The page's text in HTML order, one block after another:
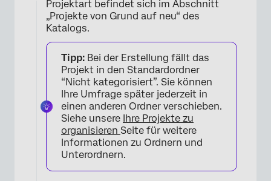
Projektart befindet sich im Abschnitt
„Projekte von Grund auf neu“ des
Katalogs.
Tipp: Bei der Erstellung fällt das
Projekt in den Standardordner
“Nicht kategorisiert”. Sie können
Ihre Umfrage später jederzeit in
einen anderen Ordner verschieben.
Siehe unsere Ihre Projekte zu
organisieren Seite für weitere
Informationen zu Ordnern und
Unterordnern.